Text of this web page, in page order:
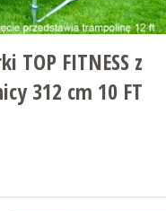
FITNESS z
312 cm 10 FT